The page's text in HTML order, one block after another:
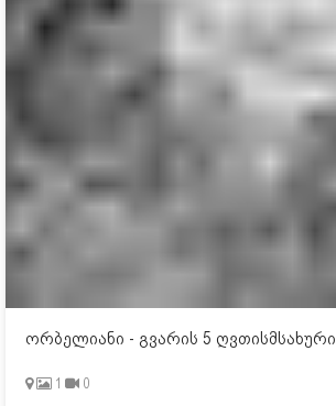
ორბელიანი - გვარის 5 ღვთისმსახური
1 0